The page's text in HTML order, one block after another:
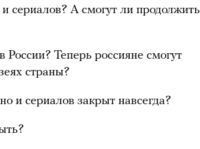
сериалов? А смогут ли продолжить
России? Теперь россияне смогут
страны?
и сериалов закрыт навсегда?